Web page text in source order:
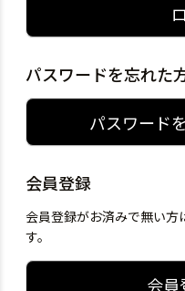
パスワードを忘れた
パスワード
会員登録
会員登録がお済みで無い方
す。
会員